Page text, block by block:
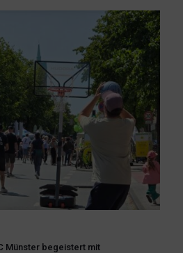
Münster begeistert mit